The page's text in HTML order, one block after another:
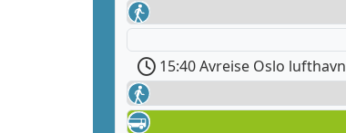
15:40 Avreise Oslo lufthavn